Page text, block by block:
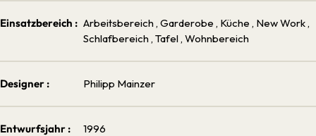
Einsatzbereich : Arbeitsbereich , Garderobe , Küche , New Work ,
Schlafbereich , Tafel , Wohnbereich
Designer : Philipp Mainzer
Entwurfsjahr : 1996